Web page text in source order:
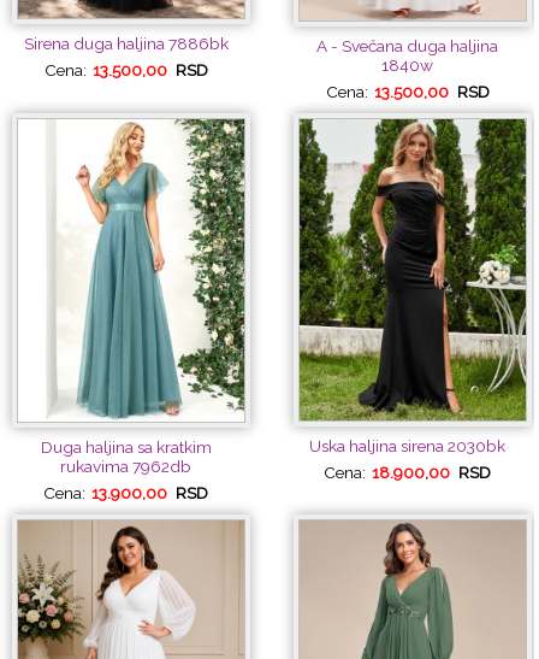
Sirena duga haljina 7886bk
Cena: 13.500,00 RSD
A - Svečana duga haljina
1840w
Cena: 13.500,00 RSD
Duga haljina sa kratkim
rukavima 7962db
Cena: 13.900,00 RSD
Uska haljina sirena 2030bk
Cena: 18.900,00 RSD